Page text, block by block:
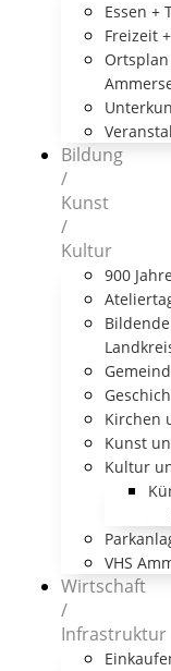
Essen +
Freizeit
Bildung
/
Kunst
/
Kultur
900
Kirchen
Kunst
Kultur
VHS
Wirtschaft
/
Infrastruktur